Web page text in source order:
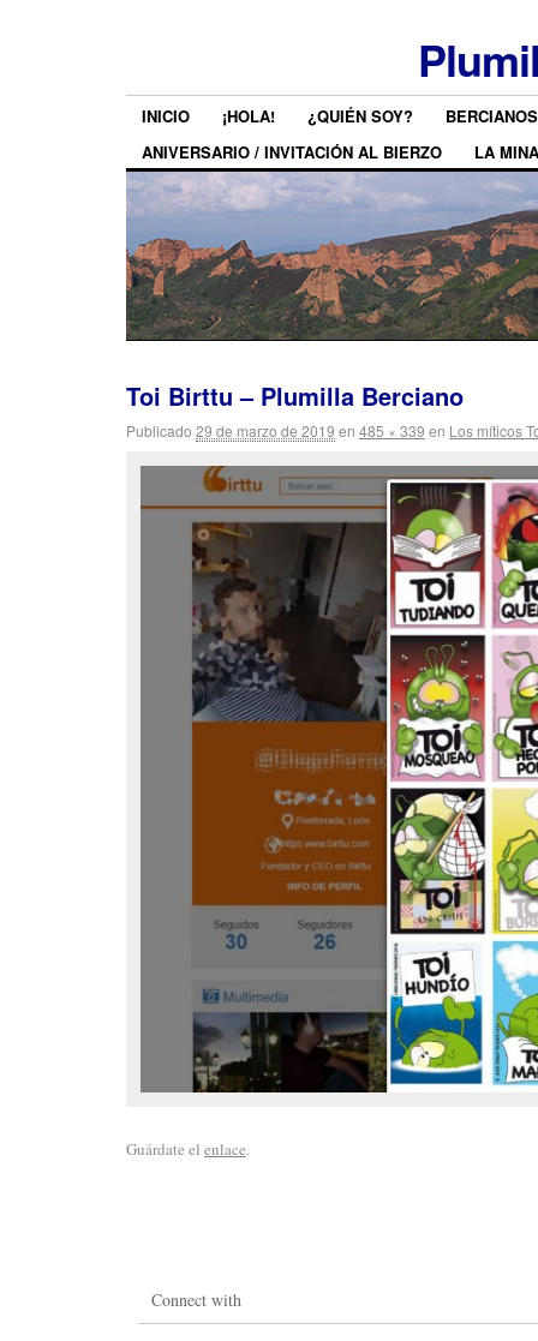
INICIO ¡HOLA! ¿QUIÉN SOY?
ANIVERSARIO / INVITACIÓN AL BIERZO
LA MINA
Toi Birttu – Plumilla Berciano
Publicado 29 de marzo de 2019 en 485 × 339 en Los míticos
Guárdate el enlace.
Connect with